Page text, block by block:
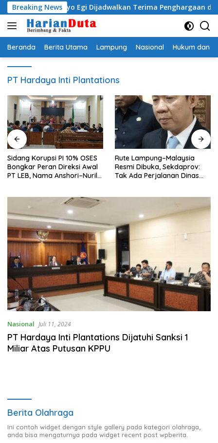
Langsung
ke
konten
Breaking News
Radityo Egi Dijadwalkan Terima Penghargaan dari HKBP
Beranda Berita Utama Lampung Nasional Hukum dan
PT Hardaya Inti Plantations
Sidang Korupsi PI 10% OSES
Bongkar Peran Direksi Awal
PT LEB, Nama Anshori–Nuril
Rute Lampung–Malaysia
Resmi Dibuka, Sekdaprov:
Tak Ada Perjalanan Dinas
Nasional Juli 11, 2024
PT Hardaya Inti Plantations Dijatuhi Sanksi 1
Miliar Atas Putusan KPPU
Berita Olahraga
Ini contoh widget dengan style gallery pada kategori olahraga,
anda bisa mengaturnya pada widget recent post wpberita.